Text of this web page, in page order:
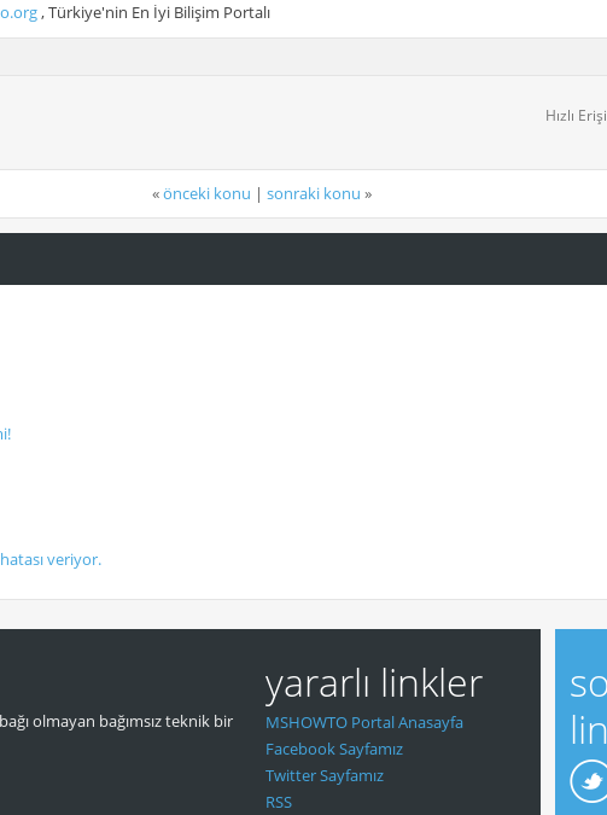
, Türkiye'nin En İyi Bilişim Portalı
Hızlı
«önceki konu | sonraki konu »
veriyor.
olmayan bağımsız teknik bir
yararlı linkler
MSHOWTO Portal Anasayfa
Facebook Sayfamız
Twitter Sayfamız
RSS